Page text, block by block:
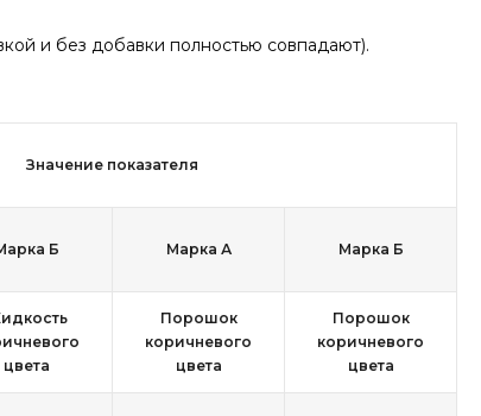
и без добавки полностью совпадают).
Значение показателя
Б Марка А Марка Б
цвета
Порошок
коричневого
цвета
Порошок
коричневого
цвета